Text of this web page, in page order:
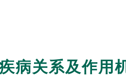
病关系及作用